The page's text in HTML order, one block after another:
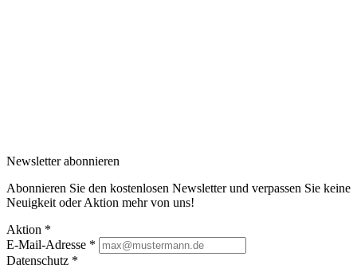
Newsletter abonnieren
Abonnieren Sie den kostenlosen Newsletter und verpassen Sie keine
Neuigkeit oder Aktion mehr von uns!
Aktion *
E-Mail-Adresse *
Datenschutz *